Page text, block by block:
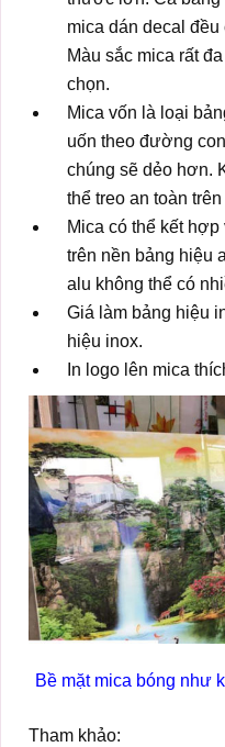
mica dán decal
Màu sắc mica rất
chọn.
Mica vốn là loại
uốn theo đường
chúng sẽ dẻo hơn.
thể treo an toàn
Mica có thể kết
trên nền bảng hiệu
alu không thể có
Giá làm bảng hiệu
hiệu inox.
In logo lên mica
Bề mặt mica bóng như
Tham khảo: